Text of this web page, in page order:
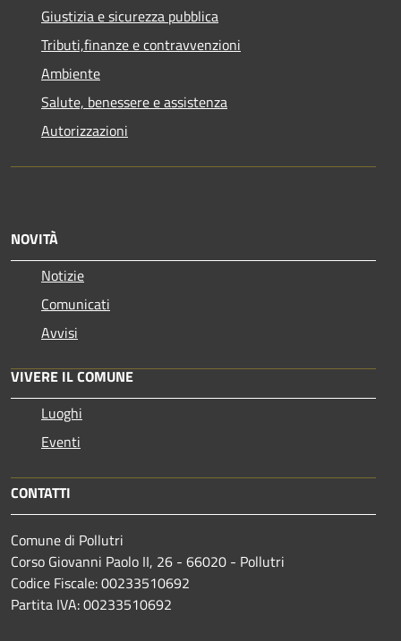
Giustizia e sicurezza pubblica
Tributi,finanze e contravvenzioni
Ambiente
Salute, benessere e assistenza
Autorizzazioni
NOVITÀ
Notizie
Comunicati
Avvisi
VIVERE IL COMUNE
Luoghi
Eventi
CONTATTI
Comune di Pollutri
Corso Giovanni Paolo II, 26 - 66020 - Pollutri
Codice Fiscale: 00233510692
Partita IVA: 00233510692